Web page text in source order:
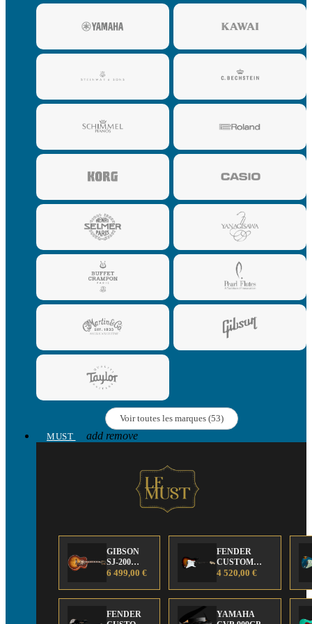
Voir toutes les marques (53)
MUST
add remove
GIBSON
SJ-200
Anniversary
Edition
6 499,00 €
FENDER
CUSTOM
SHOP Strat 63'
4 520,00 €
FENDER
YAMAHA